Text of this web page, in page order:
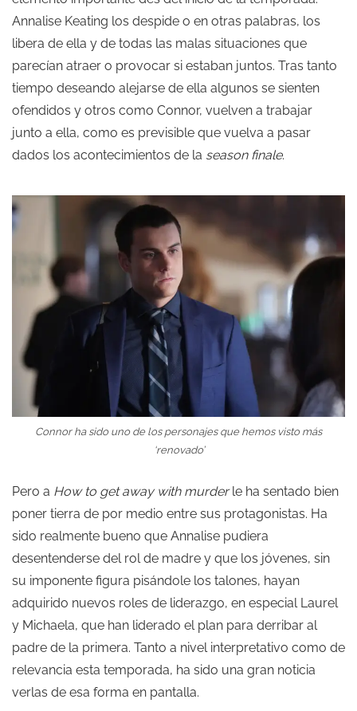
Annalise Keating los despide o en otras palabras, los
libera de ella y de todas las malas situaciones que
parecían atraer o provocar si estaban juntos. Tras tanto
tiempo deseando alejarse de ella algunos se sienten
ofendidos y otros como Connor, vuelven a trabajar
junto a ella, como es previsible que vuelva a pasar
dados los acontecimientos de la season finale.
Connor ha sido uno de los personajes que hemos visto más
‘renovado’
Pero a How to get away with murderle ha sentado bien
poner tierra de por medio entre sus protagonistas. Ha
sido realmente bueno que Annalise pudiera
desentenderse del rol de madre y que los jóvenes, sin
su imponente figura pisándole los talones, hayan
adquirido nuevos roles de liderazgo, en especial Laurel
y Michaela, que han liderado el plan para derribar al
padre de la primera. Tanto a nivel interpretativo como de
relevancia esta temporada, ha sido una gran noticia
verlas de esa forma en pantalla.